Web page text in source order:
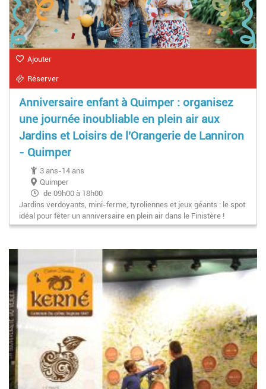
Ajouter
Réserver
Anniversaire enfant à Quimper : organisez
une journée inoubliable en plein air aux
Jardins et Loisirs de l'Orangerie de Lanniron
- Quimper
3 ans-14 ans
Quimper
de 09h00 à 18h00
Jardins verdoyants, mini-ferme, tyroliennes et jeux géants : le spot
idéal pour fêter un anniversaire en plein air dans le Finistère !